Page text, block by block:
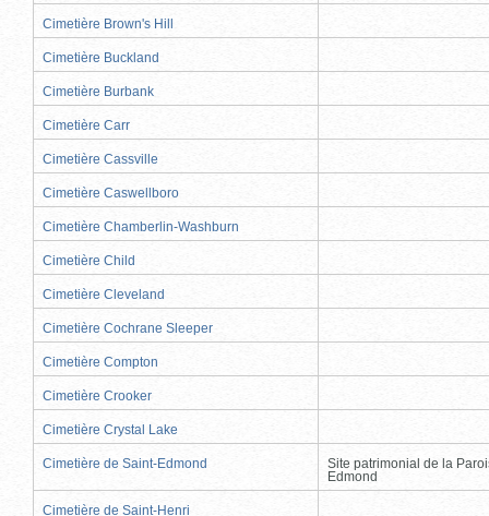
Cimetière Brown's Hill
Cimetière Buckland
Cimetière Burbank
Cimetière Carr
Cimetière Cassville
Cimetière Caswellboro
Cimetière Chamberlin-Washburn
Cimetière Child
Cimetière Cleveland
Cimetière Cochrane Sleeper
Cimetière Compton
Cimetière Crooker
Cimetière Crystal Lake
Cimetière de Saint-Edmond
Site patrimonial de la
Edmond
Cimetière de Saint-Henri